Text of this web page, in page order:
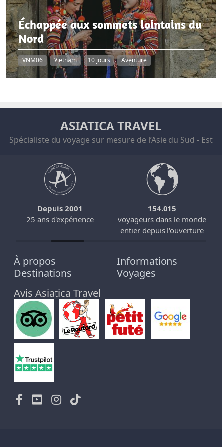
Échappée aux sommets lointains du
Nord
VNM06 Vietnam 10 jours Aventure
ASIATICA TRAVEL
Spécialiste du voyage sur mesure de l’Asie du Sud - Est
Depuis 2001
25 ans d'expérience
154.015
voyageurs dans le monde
entier depuis l'ouverture
À propos
Informations
Destinations
Voyages
Avis Asiatica Travel